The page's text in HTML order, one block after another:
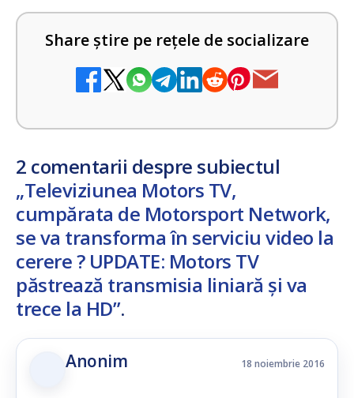
Share știre pe rețele de socializare
2 comentarii despre subiectul
„Televiziunea Motors TV,
cumpărata de Motorsport Network,
se va transforma în serviciu video la
cerere ? UPDATE: Motors TV
păstrează transmisia liniară și va
trece la HD”.
Anonim 18 noiembrie 2016